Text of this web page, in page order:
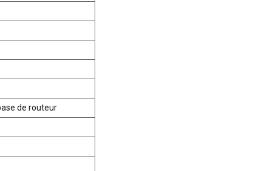
de routeur